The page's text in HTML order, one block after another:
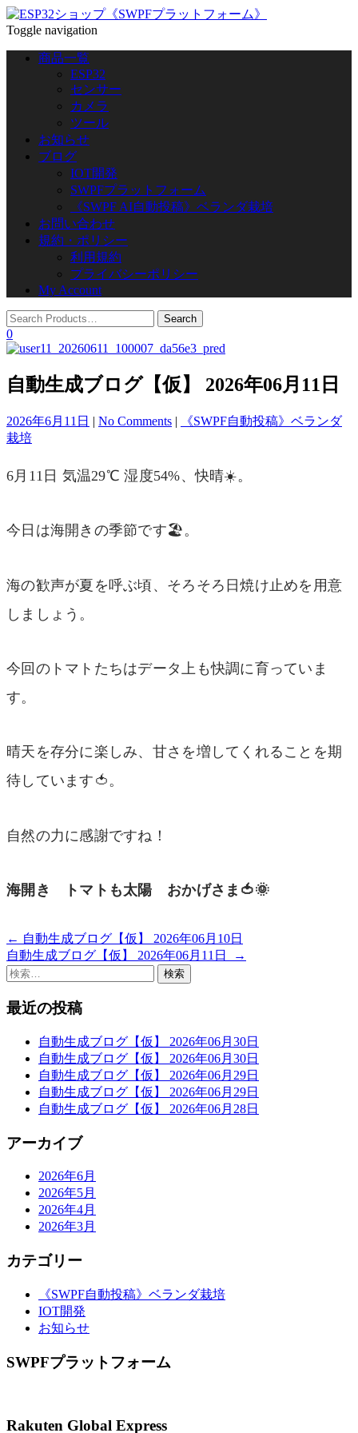
Toggle navigation
商品一覧
ESP32
センサー
カメラ
ツール
お知らせ
ブログ
IOT開発
SWPFプラットフォーム
《SWPF AI自動投稿》ベランダ栽培
お問い合わせ
規約・ポリシー
利用規約
プライバシーポリシー
My Account
0
自動生成ブログ【仮】 2026年06月11日
2026年6月11日 | No Comments |
《SWPF自動投稿》ベランダ
栽培
6月11日 気温29℃ 湿度54%、快晴☀️。
今日は海開きの季節です🏖️。
海の歓声が夏を呼ぶ頃、そろそろ日焼け止めを用意
しましょう。
今回のトマトたちはデータ上も快調に育っていま
す。
晴天を存分に楽しみ、甘さを増してくれることを期
待しています🍅。
自然の力に感謝ですね！
海開き トマトも太陽 おかげさま🍅🌞
投
稿
ビ
ン
← 自動生成ブログ【仮】 2026年06月10日
自動生成ブログ【仮】 2026年06月11日
→
検
最近の投稿
自動生成ブログ【仮】 2026年06月30日
自動生成ブログ【仮】 2026年06月30日
自動生成ブログ【仮】 2026年06月29日
自動生成ブログ【仮】 2026年06月29日
自動生成ブログ【仮】 2026年06月28日
アーカイブ
2026年6月
2026年5月
2026年4月
2026年3月
カテゴリー
《SWPF自動投稿》ベランダ栽培
IOT開発
お知らせ
SWPFプラットフォーム
Rakuten Global Express